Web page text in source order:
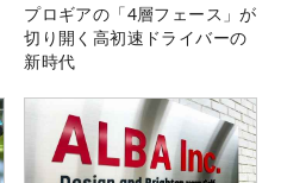
プロギアの「4層フェース」が
切り開く高初速ドライバーの
新時代